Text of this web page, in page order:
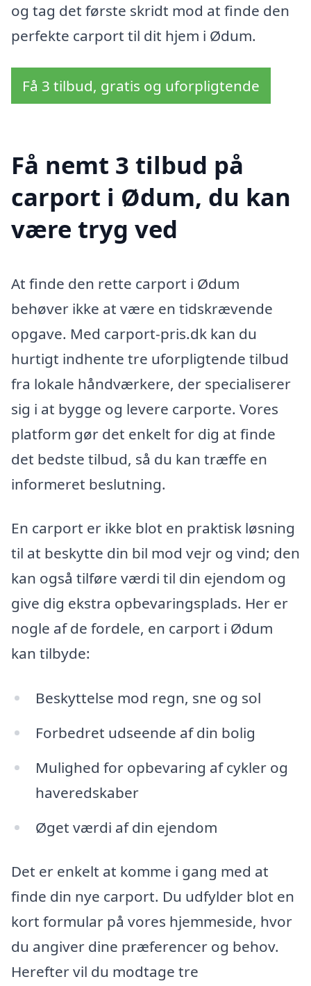
og tag det første skridt mod at finde den
perfekte carport til dit hjem i Ødum.
Få 3 tilbud, gratis og uforpligtende
Få nemt 3 tilbud på
carport i Ødum, du kan
være tryg ved
At finde den rette carport i Ødum
behøver ikke at være en tidskrævende
opgave. Med carport-pris.dk kan du
hurtigt indhente tre uforpligtende tilbud
fra lokale håndværkere, der specialiserer
sig i at bygge og levere carporte. Vores
platform gør det enkelt for dig at finde
det bedste tilbud, så du kan træffe en
informeret beslutning.
En carport er ikke blot en praktisk løsning
til at beskytte din bil mod vejr og vind; den
kan også tilføre værdi til din ejendom og
give dig ekstra opbevaringsplads. Her er
nogle af de fordele, en carport i Ødum
kan tilbyde:
Beskyttelse mod regn, sne og sol
Forbedret udseende af din bolig
Mulighed for opbevaring af cykler og
haveredskaber
Øget værdi af din ejendom
Det er enkelt at komme i gang med at
finde din nye carport. Du udfylder blot en
kort formular på vores hjemmeside, hvor
du angiver dine præferencer og behov.
Herefter vil du modtage tre